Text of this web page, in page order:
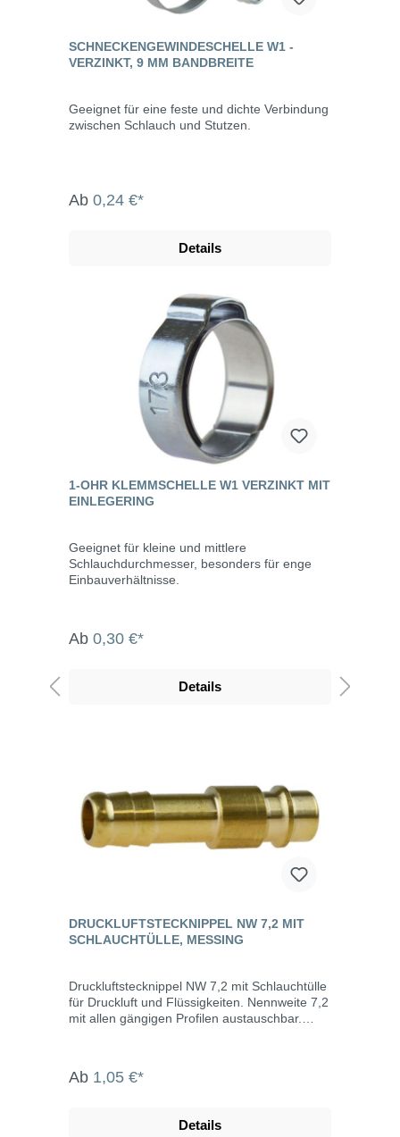
SCHNECKENGEWINDESCHELLE W1 -
VERZINKT, 9 MM BANDBREITE
Geeignet für eine feste und dichte Verbindung
zwischen Schlauch und Stutzen.
Ab 0,24 €*
Details
1-OHR KLEMMSCHELLE W1 VERZINKT MIT
EINLEGERING
Geeignet für kleine und mittlere
Schlauchdurchmesser, besonders für enge
Einbauverhältnisse.
Ab 0,30 €*
Details
DRUCKLUFTSTECKNIPPEL NW 7,2 MIT
SCHLAUCHTÜLLE, MESSING
Druckluftstecknippel NW 7,2 mit Schlauchtülle
für Druckluft und Flüssigkeiten. Nennweite 7,2
mit allen gängigen Profilen austauschbar.
Durchfluss* Bolzenverriegelung: 1100 l/min
*6 bar Eingangsdruck, 0,5 bar Druckdifferenz
Ab 1,05 €*
Details